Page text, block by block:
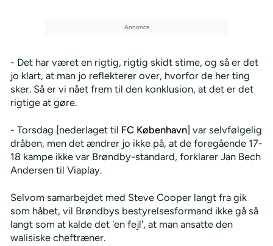
- Det har været en rigtig, rigtig skidt stime, og så er det
jo klart, at man jo reflekterer over, hvorfor de her ting
sker. Så er vi nået frem til den konklusion, at det er det
rigtige at gøre.
- Torsdag [nederlaget til FC København] var selvfølgelig
dråben, men det ændrer jo ikke på, at de foregående 17-
18 kampe ikke var Brøndby-standard, forklarer Jan Bech
Andersen til Viaplay.
Selvom samarbejdet med Steve Cooper langt fra gik
som håbet, vil Brøndbys bestyrelsesformand ikke gå så
langt som at kalde det 'en fejl', at man ansatte den
walisiske cheftræner.